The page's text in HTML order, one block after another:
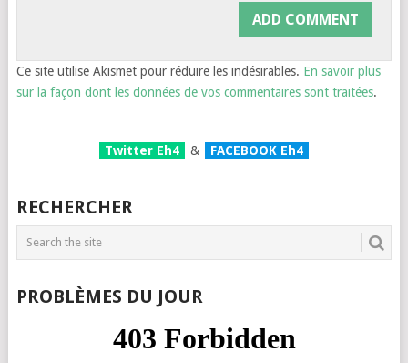
Ce site utilise Akismet pour réduire les indésirables. En savoir plus
sur la façon dont les données de vos commentaires sont traitées.
Twitter Eh4 & FACEBOOK Eh4
RECHERCHER
PROBLÈMES DU JOUR